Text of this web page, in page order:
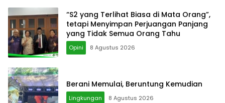
“S2 yang Terlihat Biasa di Mata Orang”,
tetapi Menyimpan Perjuangan Panjang
yang Tidak Semua Orang Tahu
Opini 8 Agustus 2026
Berani Memulai, Beruntung Kemudian
Lingkungan 8 Agustus 2026